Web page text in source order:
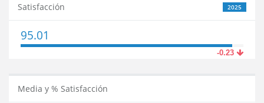
2025
Satisfacción
95.01
-0.23
Media y % Satisfacción